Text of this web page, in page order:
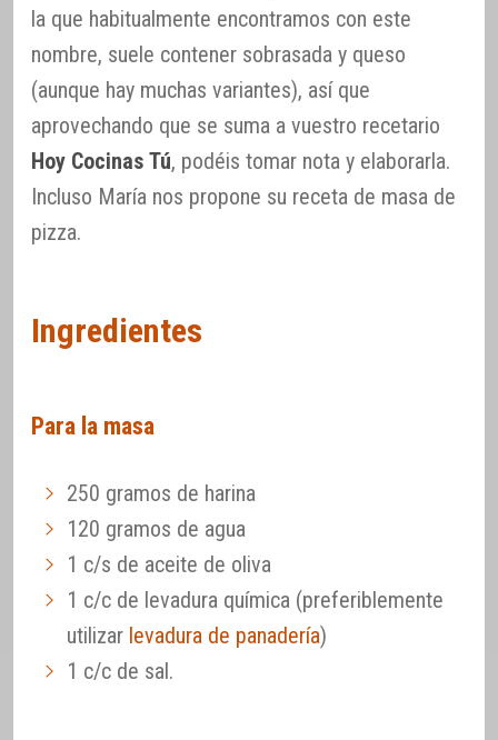
la que habitualmente encontramos con este
nombre, suele contener sobrasada y queso
(aunque hay muchas variantes), así que
aprovechando que se suma a vuestro recetario
Hoy Cocinas Tú, podéis tomar nota y elaborarla.
Incluso María nos propone su receta de masa de
pizza.
Ingredientes
Para la masa
250 gramos de harina
120 gramos de agua
1 c/s de aceite de oliva
1 c/c de levadura química (preferiblemente
utilizar levadura de panadería)
1 c/c de sal.